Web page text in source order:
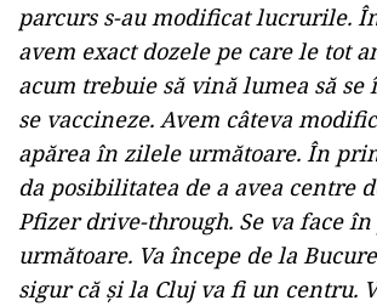
parcurs s-au modificat lucrurile.
avem exact dozele pe care le tot
acum trebuie să vină lumea să se
se vaccineze. Avem câteva
apărea în zilele următoare. În
da posibilitatea de a avea centre
Pfizer drive-through. Se va face
următoare. Va începe de la
sigur că și la Cluj va fi un centru.